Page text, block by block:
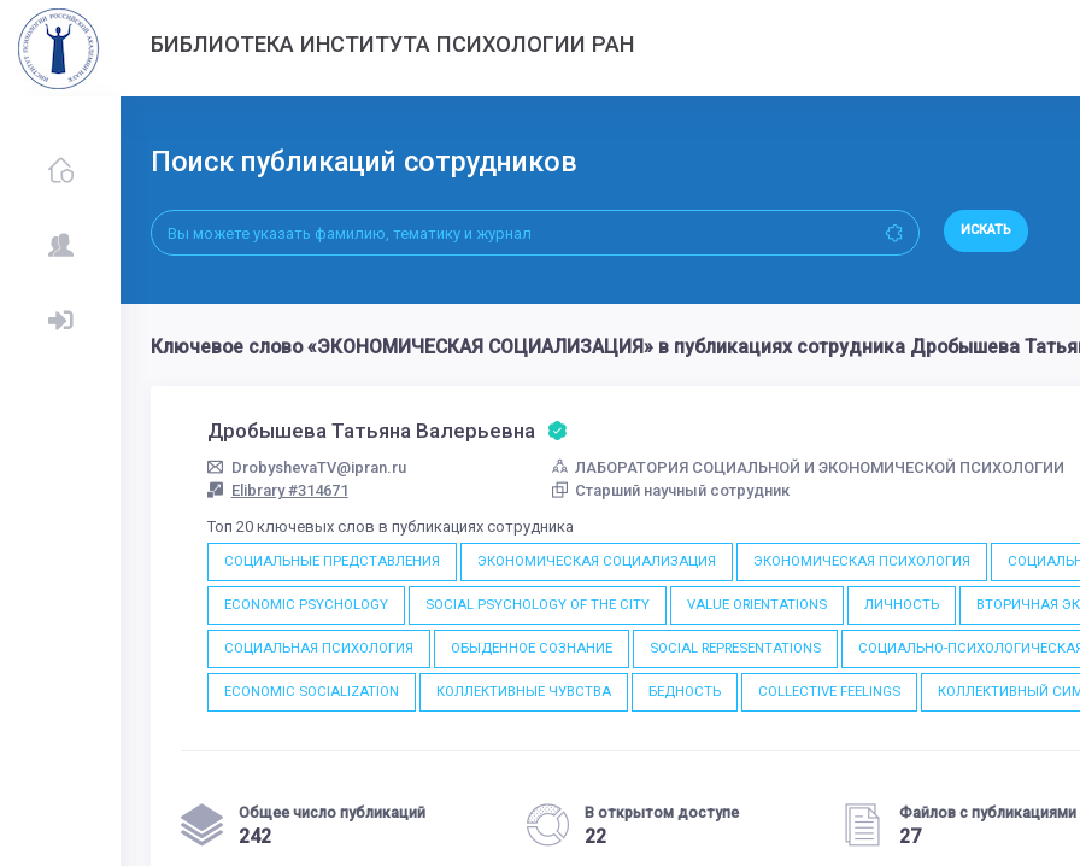
БИБЛИОТЕКА ИНСТИТУТА ПСИХОЛОГИИ РАН
Поиск публикаций сотрудников
ИСКАТЬ
Ключевое слово «ЭКОНОМИЧЕСКАЯ СОЦИАЛИЗАЦИЯ» в публикациях сотрудника Дробышева
Дробышева Татьяна Валерьевна
DrobyshevaTV@ipran.ru
Elibrary #314671
ЛАБОРАТОРИЯ СОЦИАЛЬНОЙ И ЭКОНОМИЧЕСКОЙ ПСИХОЛОГИИ
Старший научный сотрудник
Топ 20 ключевых слов в публикациях сотрудника
СОЦИАЛЬНЫЕ ПРЕДСТАВЛЕНИЯ ЭКОНОМИЧЕСКАЯ СОЦИАЛИЗАЦИЯ ЭКОНОМИЧЕСКАЯ ПСИХОЛОГИЯ
ECONOMIC PSYCHOLOGY SOCIAL PSYCHOLOGY OF THE CITY VALUE ORIENTATIONS ЛИЧНОСТЬ ВТОРИЧНАЯ
СОЦИАЛЬНАЯ ПСИХОЛОГИЯ ОБЫДЕННОЕ СОЗНАНИЕ SOCIAL REPRESENTATIONS СОЦИАЛЬНО-
ECONOMIC SOCIALIZATION КОЛЛЕКТИВНЫЕ ЧУВСТВА БЕДНОСТЬ COLLECTIVE FEELINGS КОЛЛЕКТИВНЫЙ
Общее число публикаций
242
В открытом доступе
22
Файлов с публикациями
27